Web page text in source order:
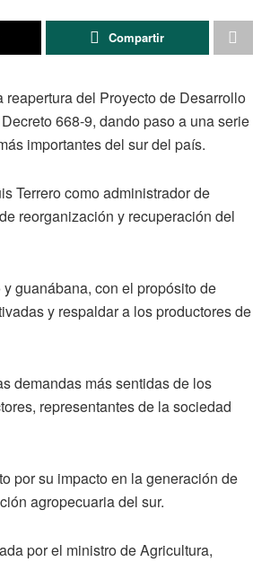
Compartir
del Proyecto de Desarrollo
668-9, dando paso a una serie
importantes del sur del país.
Terrero como administrador de
reorganización y recuperación del
guanábana, con el propósito de
y respaldar a los productores de
demandas más sentidas de los
representantes de la sociedad
por su impacto en la generación de
agropecuaria del sur.
por el ministro de Agricultura,